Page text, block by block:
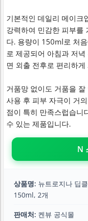
기본적인 데일리 메이크
강력하여 민감한 피부를
다. 용량이 150ml로 처
로 제공되어 아침과 저
면 외출 전후로 편리하
거품망 없이도 거품을
사용 후 피부 자극이 거
점이 특히 만족스럽습니
수 있는 제품입니다.
N
상품명: 뉴트로지나 딥
150ml, 2개
판매처: 켄뷰 공식몰